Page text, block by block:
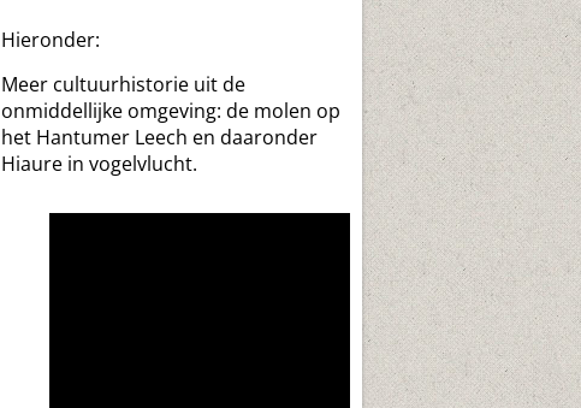
Hieronder:
Meer cultuurhistorie uit de
onmiddellijke omgeving: de molen op
het Hantumer Leech en daaronder
Hiaure in vogelvlucht.